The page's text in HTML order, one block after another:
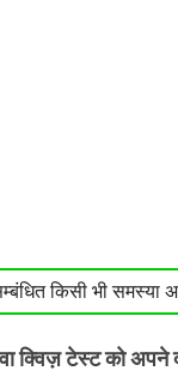
किसी भी समस्या
क्विज़ टेस्ट को